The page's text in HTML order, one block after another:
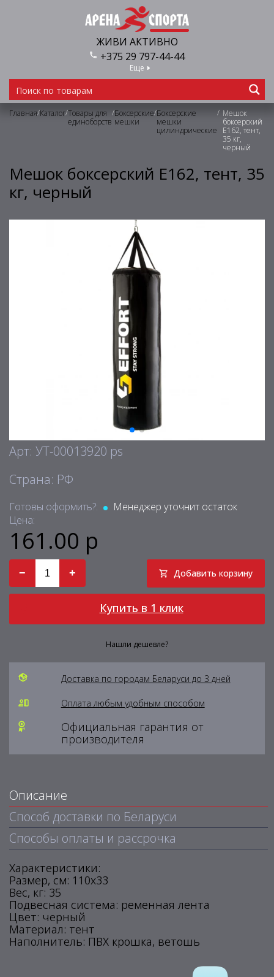
ЖИВИ АКТИВНО
+375 29 797-44-44
Еще
Главная/Каталог/Товары для
единоборств
/Боксерские
мешки
/Боксерские
мешки
цилиндрические
/ Мешок
боксерский
E162, тент,
35 кг,
черный
Мешок боксерский E162, тент, 35
кг, черный
Арт: УТ-00013920 ps
Страна: РФ
Готовы оформить?:
Менеджер уточнит остаток
Цена:
161.00 р
− + Добавить корзину
Купить в 1 клик
Нашли дешевле?
Доставка по городам Беларуси до 3 дней
Оплата любым удобным способом
Официальная гарантия от
производителя
Описание
Способ доставки по Беларуси
Способы оплаты и рассрочка
Характеристики:
Размер, см: 110х33
Вес, кг: 35
Подвесная система: ременная лента
Цвет: черный
Материал: тент
Наполнитель: ПВХ крошка, ветошь